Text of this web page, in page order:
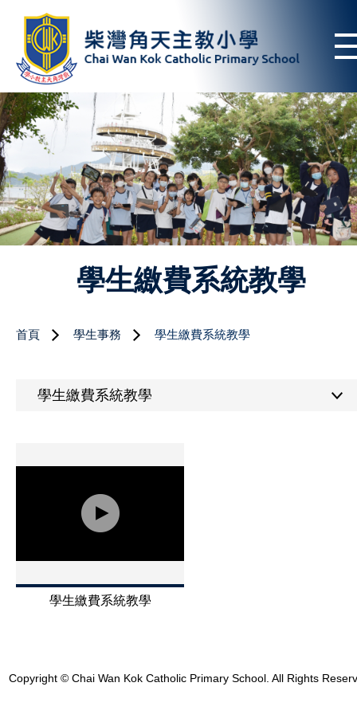
學生繳費系統教學
首頁 學生事務 學生繳費系統教學
學生繳費系統教學
學生繳費系統教學
Copyright © Chai Wan Kok Catholic Primary School. All Rights